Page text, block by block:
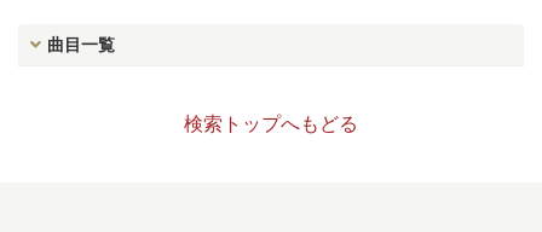
曲目一覧
検索トップへもどる